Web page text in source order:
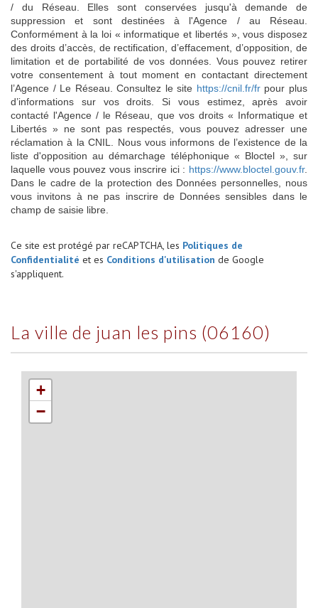
/ du Réseau. Elles sont conservées jusqu'à demande de
suppression et sont destinées à l'Agence / au Réseau.
Conformément à la loi « informatique et libertés », vous disposez
des droits d’accès, de rectification, d’effacement, d’opposition, de
limitation et de portabilité de vos données. Vous pouvez retirer
votre consentement à tout moment en contactant directement
l’Agence / Le Réseau. Consultez le site https://cnil.fr/frpour plus
d’informations sur vos droits. Si vous estimez, après avoir
contacté l'Agence / le Réseau, que vos droits « Informatique et
Libertés » ne sont pas respectés, vous pouvez adresser une
réclamation à la CNIL. Nous vous informons de l’existence de la
liste d'opposition au démarchage téléphonique « Bloctel », sur
laquelle vous pouvez vous inscrire ici : https://www.bloctel.gouv.fr.
Dans le cadre de la protection des Données personnelles, nous
vous invitons à ne pas inscrire de Données sensibles dans le
champ de saisie libre.
Ce site est protégé par reCAPTCHA, les Politiques de
Confidentialité et es Conditions d'utilisation de Google
s'appliquent.
la ville de juan les pins (06160)
+
−